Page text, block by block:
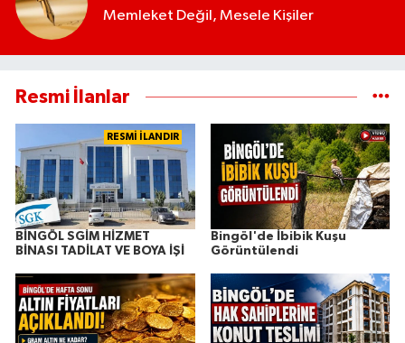
Memleket Değil, Mesele Kişiler
Resmi İlanlar
RESMİ İLANDIR
BİNGÖL SGİM HİZMET
BİNASI TADİLAT VE BOYA İŞİ
Bingöl'de İbibik Kuşu
Görüntülendi